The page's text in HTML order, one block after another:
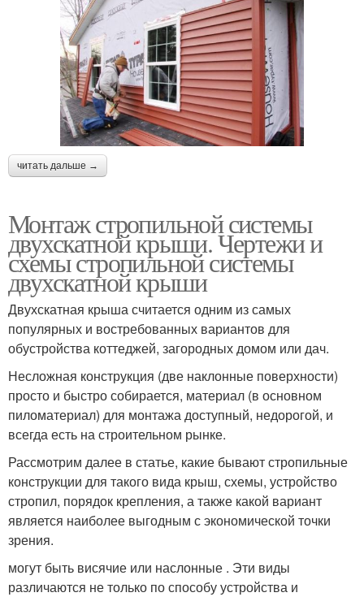
читать дальше →
Монтаж стропильной системы
двухскатной крыши. Чертежи и
схемы стропильной системы
двухскатной крыши
Двухскатная крыша считается одним из самых
популярных и востребованных вариантов для
обустройства коттеджей, загородных домом или дач.
Несложная конструкция (две наклонные поверхности)
просто и быстро собирается, материал (в основном
пиломатериал) для монтажа доступный, недорогой, и
всегда есть на строительном рынке.
Рассмотрим далее в статье, какие бывают стропильные
конструкции для такого вида крыш, схемы, устройство
стропил, порядок крепления, а также какой вариант
является наиболее выгодным с экономической точки
зрения.
могут быть висячие или наслонные . Эти виды
различаются не только по способу устройства и